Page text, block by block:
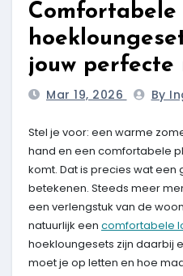
jouw perfecte
Mar 19, 2026 By
Stel je voor: een warme
hand en een comfortabele
komt. Dat is precies wat
betekenen. Steeds meer
een verlengstuk van de
natuurlijk een comfortabele
hoekloungesets zijn daarbij
moet je op letten en hoe